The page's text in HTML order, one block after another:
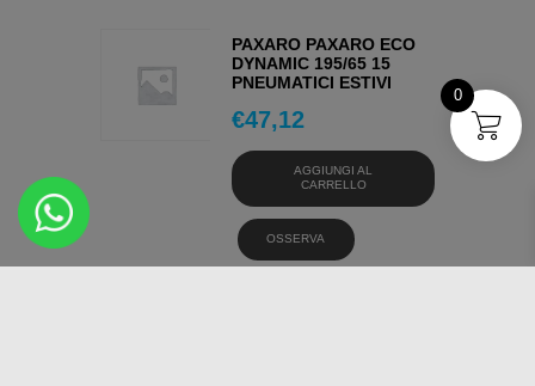
PAXARO PAXARO ECO
DYNAMIC 195/65 15
PNEUMATICI ESTIVI
€47,12
AGGIUNGI AL
CARRELLO
OSSERVA
0